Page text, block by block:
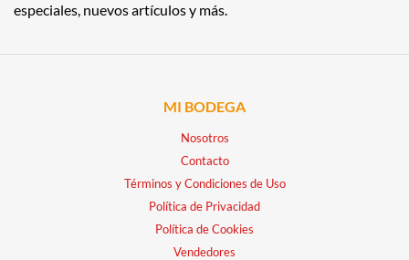
especiales, nuevos artículos y más.
MI BODEGA
Nosotros
Contacto
Términos y Condiciones de Uso
Política de Privacidad
Política de Cookies
Vendedores